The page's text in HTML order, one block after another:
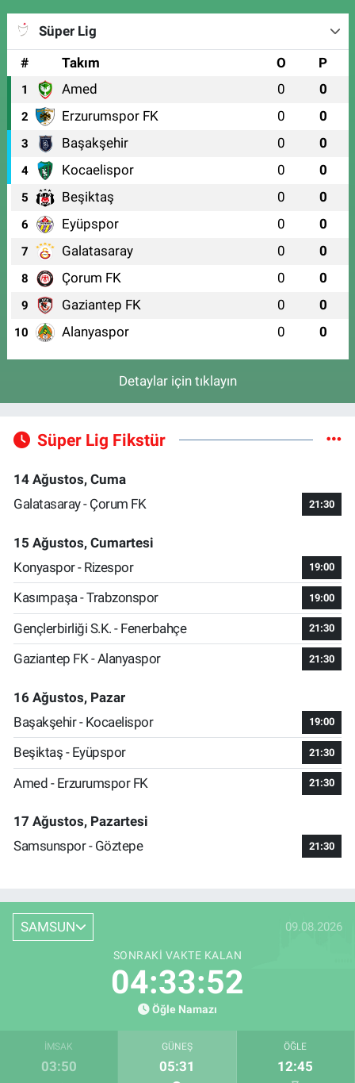
Süper Lig
#
Takım O P
1 Amed 0 0
2 Erzurumspor FK 0 0
3 Başakşehir 0 0
4 Kocaelispor 0 0
5 Beşiktaş 0 0
6 Eyüpspor 0 0
7 Galatasaray 0 0
8 Çorum FK 0 0
9 Gaziantep FK 0 0
10 Alanyaspor 0 0
Detaylar için tıklayın
Süper Lig Fikstür
14 Ağustos, Cuma
Galatasaray - Çorum FK
21:30
15 Ağustos, Cumartesi
Konyaspor - Rizespor
19:00
Kasımpaşa - Trabzonspor 19:00
Gençlerbirliği S.K. - Fenerbahçe 21:30
Gaziantep FK - Alanyaspor 21:30
16 Ağustos, Pazar
Başakşehir - Kocaelispor
19:00
Beşiktaş - Eyüpspor 21:30
Amed - Erzurumspor FK 21:30
17 Ağustos, Pazartesi
Samsunspor - Göztepe
21:30
SAMSUN 09.08.2026
SONRAKI VAKTE KALAN
04:33:52
Öğle Namazı
İMSAK
03:50
GÜNEŞ
05:31
ÖĞLE
12:45